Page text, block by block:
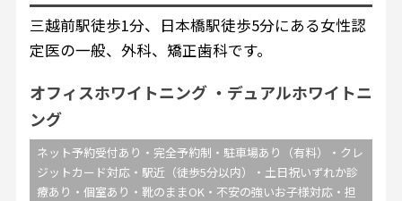
三越前駅徒歩1分、日本橋駅徒歩5分にある女性認
定医の一般、外科、矯正歯科です。
オフィスホワイトニング
デュアルホワイトニ
ング
ネット予約受付あり・完全予約制・駐車場あり（有料）・クレ
ジットカード対応・駅近（徒歩5分以内）・土日祝いずれか診
療あり・個室あり・靴のままOK・不安の強いお子様対応・担